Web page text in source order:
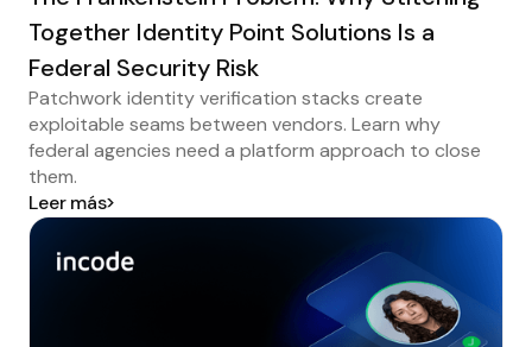
Together Identity Point Solutions Is a
Federal Security Risk
Patchwork identity verification stacks create
exploitable seams between vendors. Learn why
federal agencies need a platform approach to close
them.
Leer más